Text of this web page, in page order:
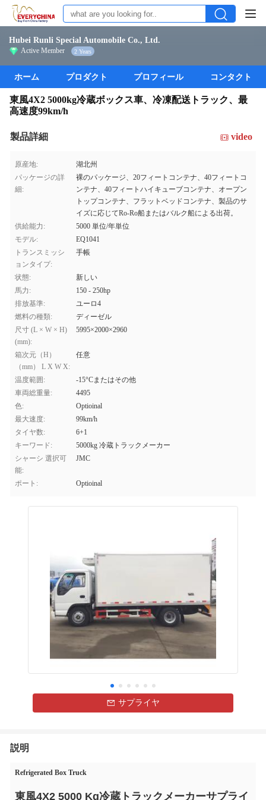
Hubei Runli Special Automobile Co., Ltd.
Active Member 2 Years
ホーム プロダクト プロフィール コンタクト
東風4X2 5000kg冷蔵ボックス車、冷凍配送トラック、最
高速度99km/h
製品詳細 video
原産地:
湖北州
パッケージの詳
細:
裸のパッケージ、20フィートコンテナ、40フィートコ
ンテナ、40フィートハイキューブコンテナ、オープン
トップコンテナ、フラットベッドコンテナ、製品のサ
イズに応じてRo-Ro船またはバルク船による出荷。
供給能力:
5000 単位/年単位
モデル:
EQ1041
トランスミッシ
ョンタイプ:
手帳
状態:
新しい
馬力:
150 - 250hp
排放基準:
ユーロ4
燃料の種類:
ディーゼル
尺寸 (L × W × H)
(mm):
5995×2000×2960
箱次元（H）
（mm） L X W X:
任意
温度範囲:
-15°Cまたはその他
車両総重量:
4495
色:
Optioinal
最大速度:
99km/h
タイヤ数:
6+1
キーワード:
5000kg 冷蔵トラックメーカー
シャーシ 選択可
能:
JMC
ポート: Optioinal
サプライヤ
説明
Refrigerated Box Truck
東風4X2 5000 Kg冷蔵トラックメーカーサプライ